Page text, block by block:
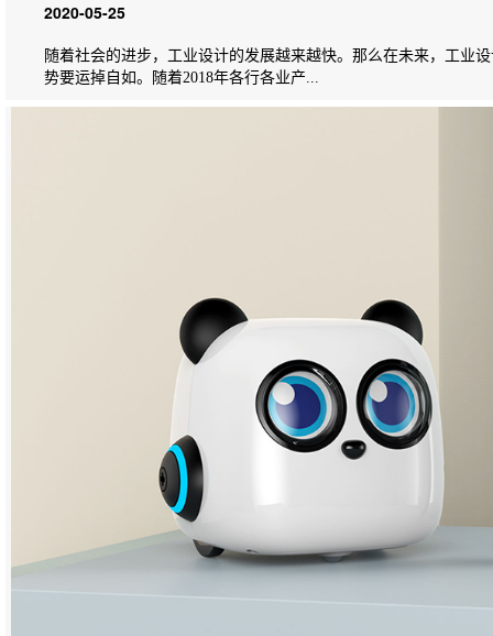
2020-05-25
随着社会的进步，工业设计的发展越来越快。那么在未来，工业
势要运掉自如。随着2018年各行各业产...